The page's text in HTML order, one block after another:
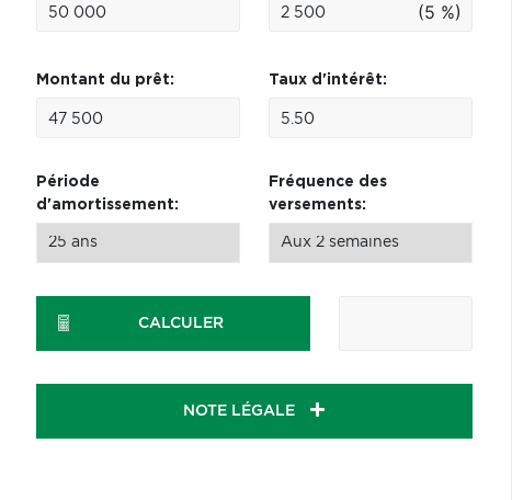
(5 %)
Montant du prêt: Taux d'intérêt:
Période
d'amortissement:
Fréquence des
versements:
CALCULER
NOTE LÉGALE